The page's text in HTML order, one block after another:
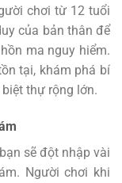
chơi từ 12 tuổi
của bản thân để
ma nguy hiểm.
tại, khám phá bí
thự rộng lớn.
sẽ đột nhập vài
Người chơi khi